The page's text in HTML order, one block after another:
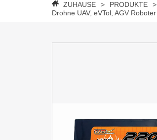
ZUHAUSE > PRODUKTE >
Drohne UAV, eVTol, AGV Roboter